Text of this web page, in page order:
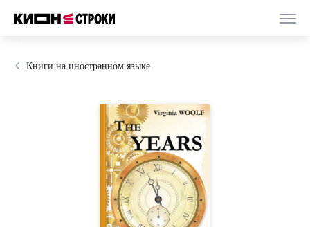
Книги на иностранном языке